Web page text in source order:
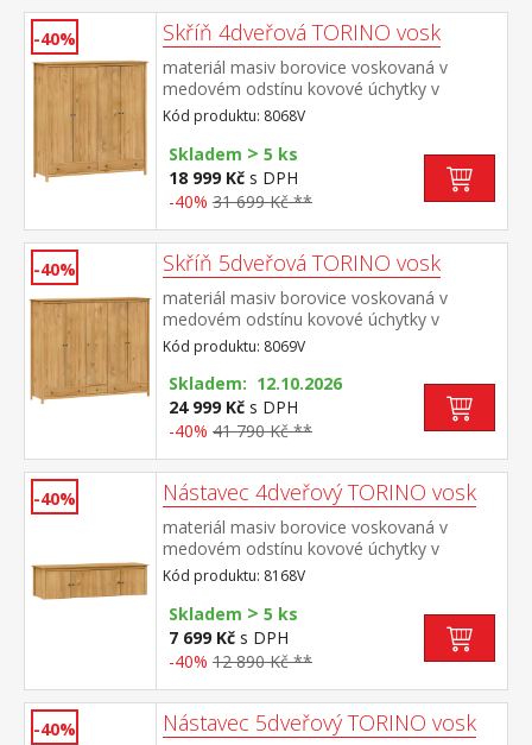
-40% Skříň 4dveřová TORINO vosk
materiál masiv borovice voskovaná v
medovém odstínu kovové úchytky v
barevném provedení černěná
mosaz prostor dělený na poloviny v levé
polovině šatní tyč a police na klobouky v
pravé polovině 3 police ve spodní části 2
zásuvky s kovovými pojezdy doporučený
Kód produktu: 8068V
Skladem > 5 ks
18 999 Kč s DPH
-40% 31 699 Kč **
-40% Skříň 5dveřová TORINO vosk
materiál masiv borovice voskovaná v
medovém odstínu kovové úchytky v
barevném provedení černěná
mosaz prostor dělený v poměru 2:1:2 v levé
a pravé širší části šatní tyč a police na
klobouky ve střední úzké části 3 police ve
spodní části 3 zásuvky s kovovými
Kód produktu: 8069V
Skladem: 12.10.2026
24 999 Kč s DPH
-40% 41 790 Kč **
-40% Nástavec 4dveřový TORINO vosk
materiál masiv borovice voskovaná v
medovém odstínu kovové úchytky v
barevném provedení černěná
mosaz nástavec pro skříň 8068V
Kód produktu: 8168V
Skladem > 5 ks
7 699 Kč s DPH
-40% 12 890 Kč **
-40% Nástavec 5dveřový TORINO vosk